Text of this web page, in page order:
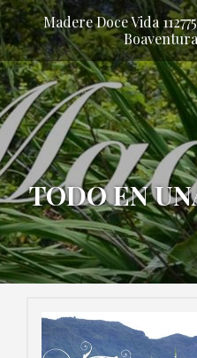
Madere Doce Vida
TODO EN